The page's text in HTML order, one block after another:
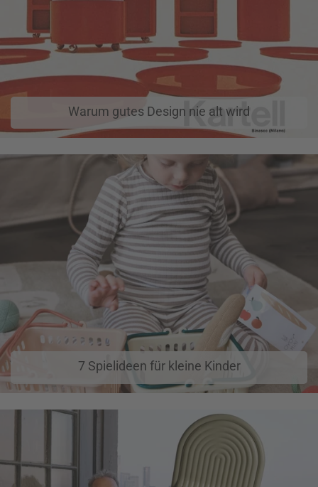
Warum gutes Design nie alt wird
7 Spielideen für kleine Kinder